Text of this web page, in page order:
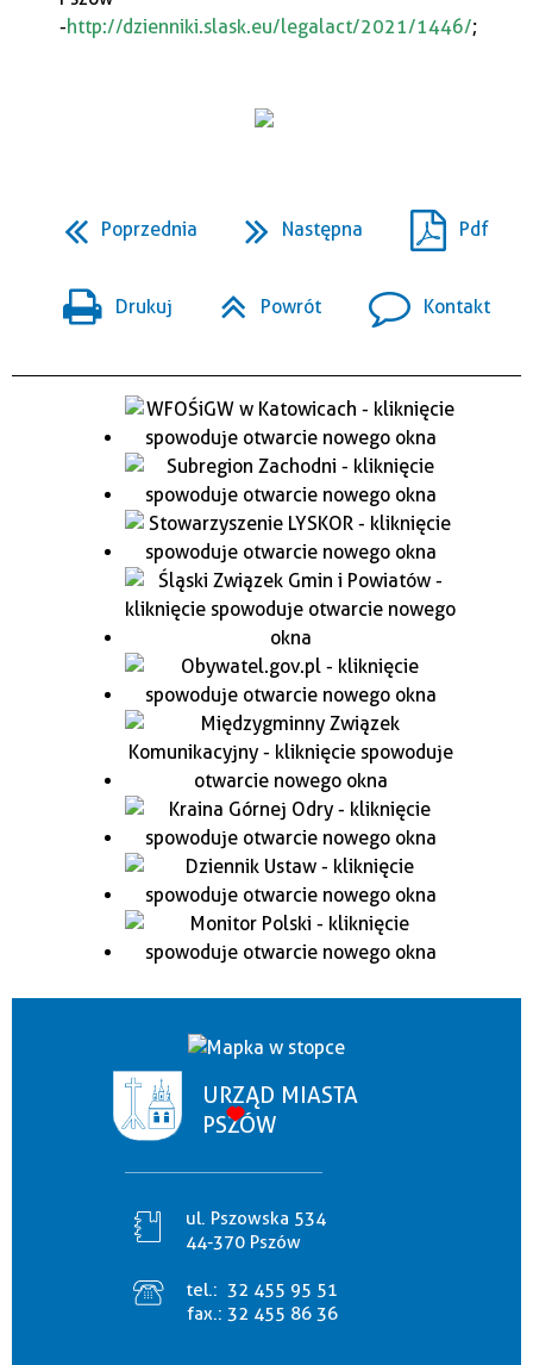
-http://dzienniki.slask.eu/legalact/2021/1446/;
Poprzednia Następna Pdf
Drukuj Powrót Kontakt
URZĄD MIASTA
PSZÓW
ul. Pszowska 534
44-370 Pszów
tel.: 32 455 95 51
fax.: 32 455 86 36